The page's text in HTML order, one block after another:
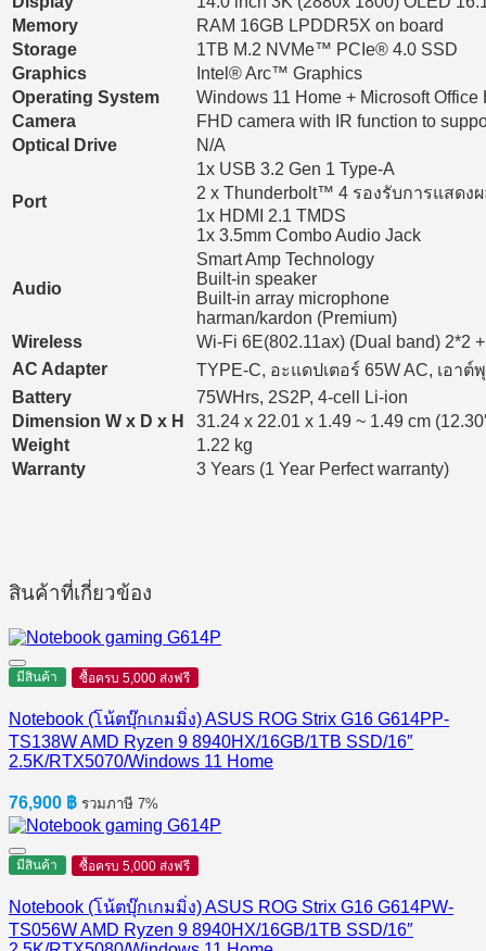
Memory
RAM 16GB LPDDR5X on board
Storage
1TB M.2 NVMe™ PCIe® 4.0 SSD
Graphics
Intel® Arc™ Graphics
Operating System
Windows 11 Home + Microsoft
Camera
FHD camera with IR function to
Optical Drive
N/A
Port
1x USB 3.2 Gen 1 Type-A
2 x Thunderbolt™ 4 รองรับการแสดง
1x HDMI 2.1 TMDS
1x 3.5mm Combo Audio Jack
Audio
Smart Amp Technology
Built-in speaker
Built-in array microphone
harman/kardon (Premium)
Wireless
Wi-Fi 6E(802.11ax) (Dual band) 2*2
AC Adapter
TYPE-C, อะแดปเตอร์ 65W AC, เอา
Battery
75WHrs, 2S2P, 4-cell Li-ion
Dimension W x D x H
31.24 x 22.01 x 1.49 ~ 1.49 cm
Weight
1.22 kg
Warranty
3 Years (1 Year Perfect warranty)
สินค้าที่เกี่ยวข้อง
มีสินค้า ซื้อครบ 5,000 ส่งฟรี
Notebook (โน้ตบุ๊กเกมมิ่ง) ASUS ROG Strix G16 G614PP-
TS138W AMD Ryzen 9 8940HX/16GB/1TB SSD/16″
2.5K/RTX5070/Windows 11 Home
76,900 ฿ รวมภาษี 7%
มีสินค้า ซื้อครบ 5,000 ส่งฟรี
Notebook (โน้ตบุ๊กเกมมิ่ง) ASUS ROG Strix G16 G614PW-
TS056W AMD Ryzen 9 8940HX/16GB/1TB SSD/16″